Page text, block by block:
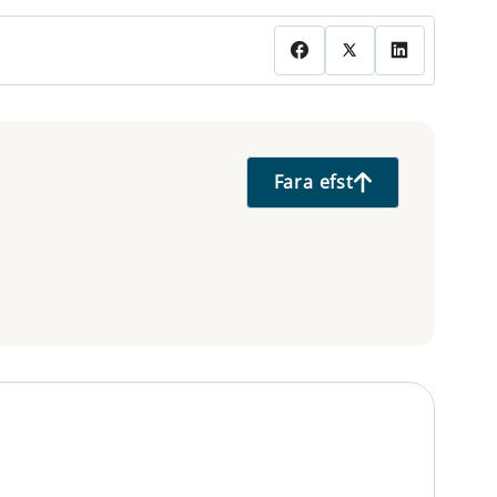
Fara efst